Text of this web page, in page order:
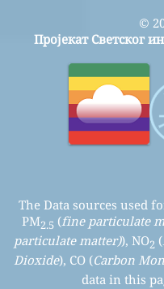
©
Пројекат Светског
The Data sources used
PM2.5 (fine particulate
particulate matter)), NO2 (
Dioxide), CO (Carbon
data in this